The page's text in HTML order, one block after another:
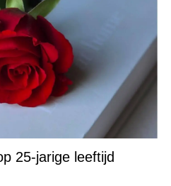
25-jarige leeftijd